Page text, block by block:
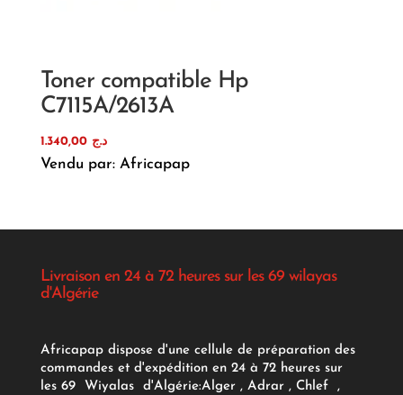
Toner compatible Hp
C7115A/2613A
د.ج 1.340,00
Vendu par: Africapap
Livraison en 24 à 72 heures sur les 69 wilayas
d'Algérie
Africapap dispose d'une cellule de préparation des
commandes et d'expédition en 24 à 72 heures sur
les 69 Wiyalas d'Algérie:Alger , Adrar, Chlef ,